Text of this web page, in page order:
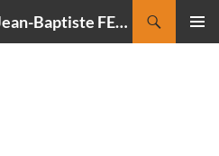
CIELMANIA : le blog de Jean-Baptiste FELDMANN, photographe du ciel